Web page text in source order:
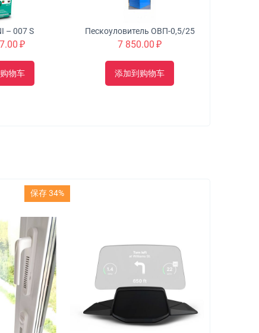
– 007 S
₽
物车
Пескоуловитель ОВП-0,5/25
7 850.00 ₽
添加到购物车
保存 34%